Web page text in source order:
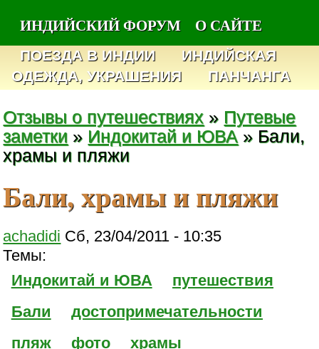
ИНДИЙСКИЙ ФОРУМ
О САЙТЕ
ПОЕЗДА В ИНДИИ
ИНДИЙСКАЯ
ОДЕЖДА, УКРАШЕНИЯ
ПАНЧАНГА
Отзывы о путешествиях » Путевые
заметки » Индокитай и ЮВА » Бали,
храмы и пляжи
Бали, храмы и пляжи
achadidi Сб, 23/04/2011 - 10:35
Темы:
Индокитай и ЮВА
путешествия
Бали
достопримечательности
пляж
фото храмы